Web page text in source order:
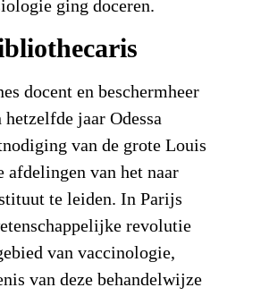
ging doceren.
docent en beschermheer
jaar Odessa
van de grote Louis
afdelingen van het naar
te leiden. In Parijs
revolutie
van vaccinologie,
van deze behandelwijze